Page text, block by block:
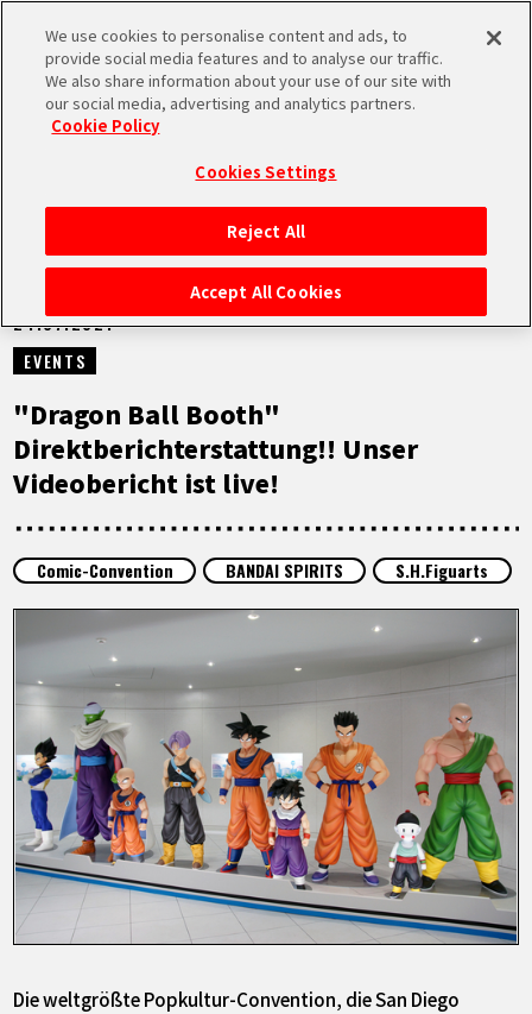
MEN
STARTSEITE
NEUES
HIGHLIGHTS
VIDEOS
SPECIALS
INFOS
LANGUAGE
JP
EN FR DE ES
NEUES
24.07.2021
EVENTS
"Dragon Ball Booth"
Direktberichterstattung!! Unser
Videobericht ist live!
Comic-Convention BANDAI SPIRITS S.H.Figuarts
Die weltgrößte Popkultur-Convention, die San Diego
We use cookies to personalise content and ads, to
provide social media features and to analyse our traffic.
We also share information about your use of our site with
our social media, advertising and analytics partners.
Cookie Policy
Cookies Settings
Reject All
Accept All Cookies